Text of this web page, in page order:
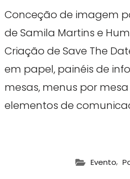
Conceção de imagem
de Samila Martins e
Criação de Save The
em papel, painéis de
mesas, menus por
elementos de
Evento,